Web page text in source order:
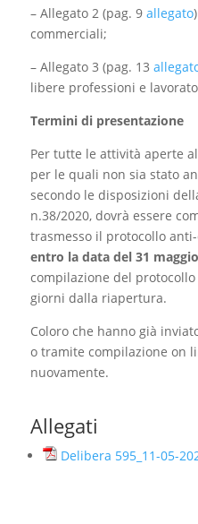
– Allegato 2 (pag. 9 allegato
commerciali;
– Allegato 3 (pag. 13
libere professioni e
Termini di presentazione
Per tutte le attività aperte
per le quali non sia stato
secondo le disposizioni
n.38/2020, dovrà essere
trasmesso il protocollo
entro la data del 31
compilazione del
giorni dalla riapertura.
Coloro che hanno già
o tramite compilazione on
nuovamente.
Allegati
Delibera 595_11-05-